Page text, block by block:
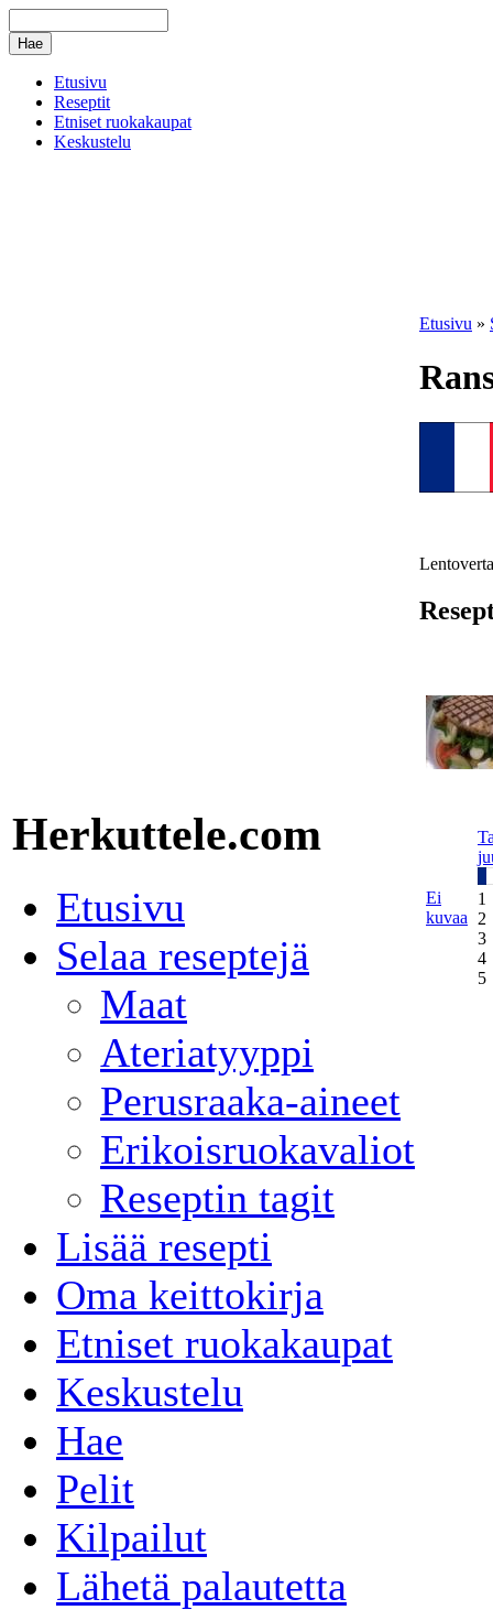
Etusivu
Reseptit
Etniset ruokakaupat
Keskustelu
Herkuttele.com
Etusivu
Selaa reseptejä
Maat
Ateriatyyppi
Perusraaka-aineet
Erikoisruokavaliot
Reseptin tagit
Lisää resepti
Oma keittokirja
Etniset ruokakaupat
Keskustelu
Hae
Pelit
Kilpailut
Lähetä palautetta
Etusivu »
Ei
kuvaa
1
2
3
4
5